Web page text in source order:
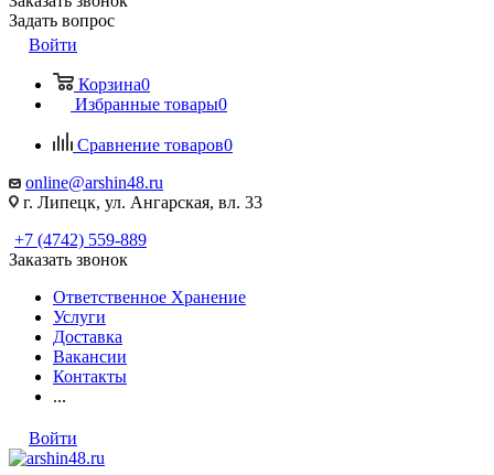
Задать вопрос
Войти
Корзина0
Избранные товары0
Сравнение товаров0
online@arshin48.ru
г. Липецк, ул. Ангарская, вл. 33
+7 (4742) 559-889
Заказать звонок
Ответственное Хранение
Услуги
Доставка
Вакансии
Контакты
...
Войти